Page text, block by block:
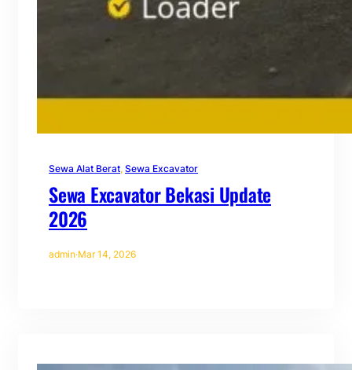
Sewa Alat Berat, Sewa Excavator
Sewa Excavator Bekasi Update
2026
admin·Mar 14, 2026